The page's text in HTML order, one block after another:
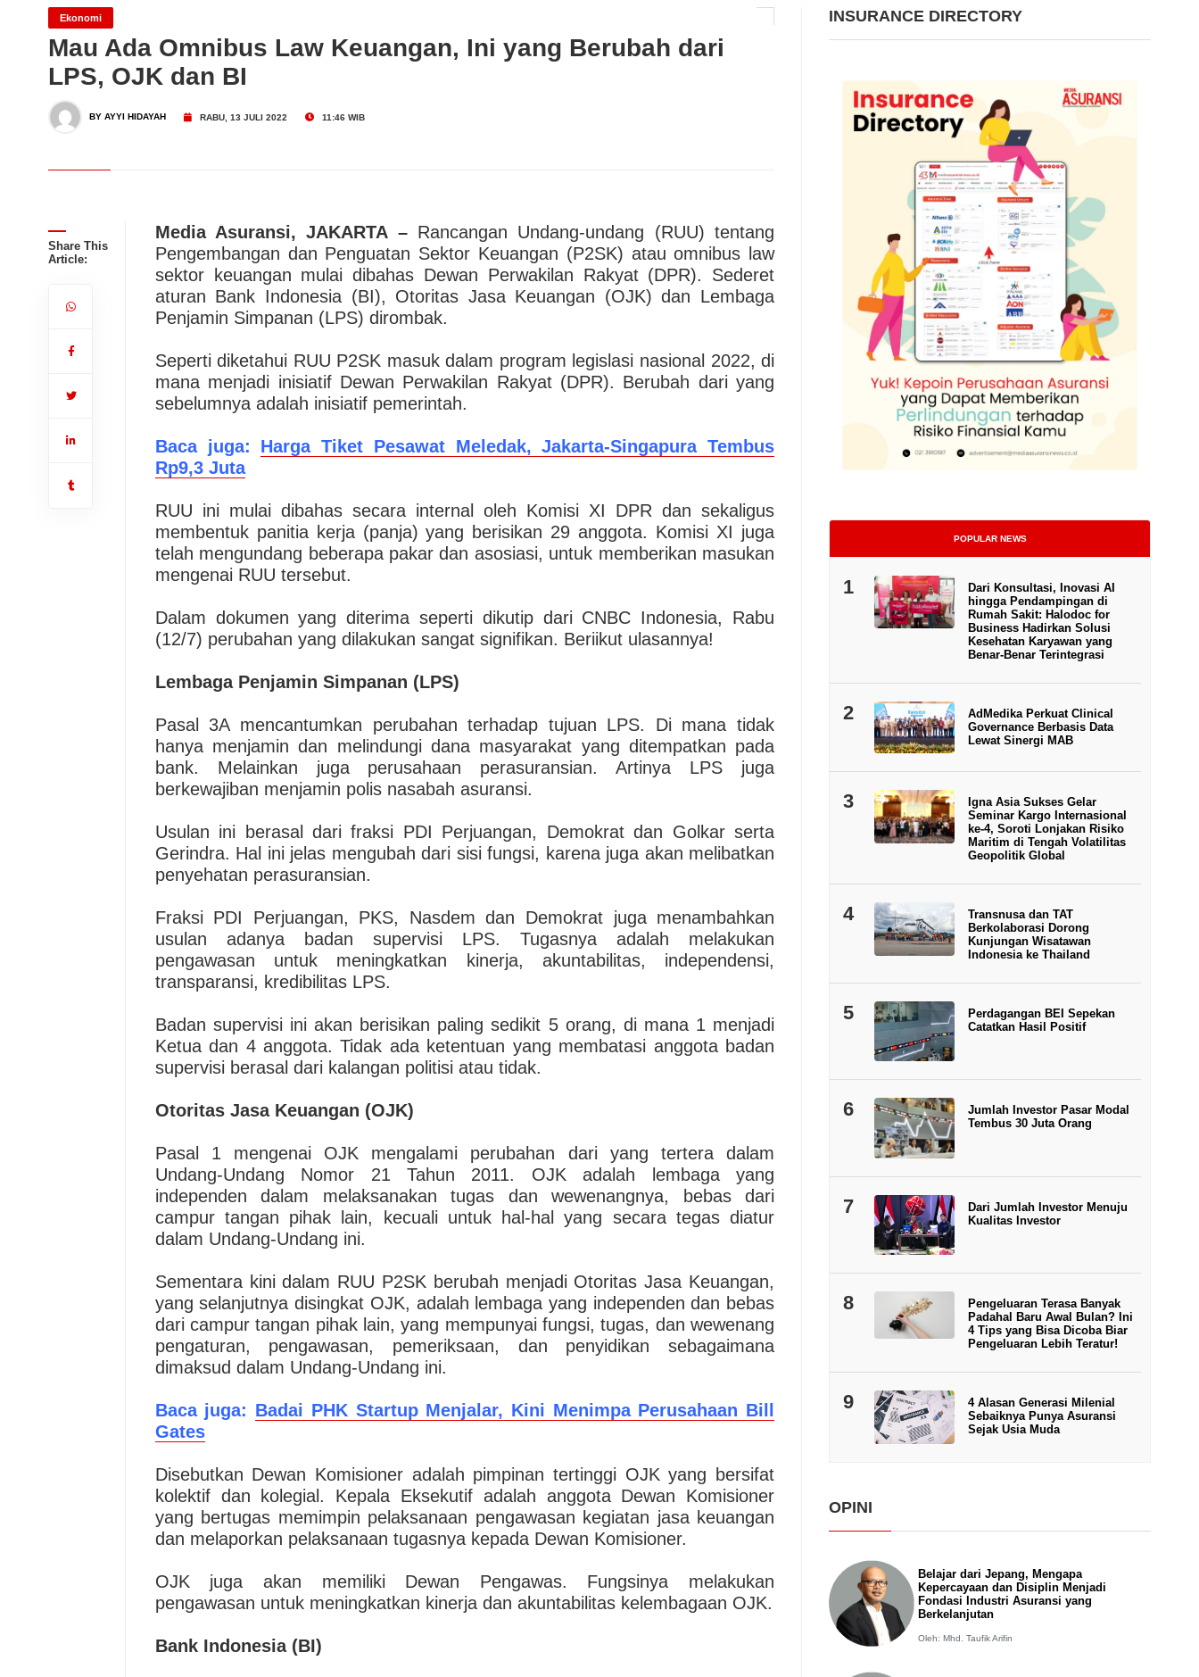
Ekonomi
Mau Ada Omnibus Law Keuangan, Ini yang Berubah dari
LPS, OJK dan BI
BY AYYI HIDAYAH RABU, 13 JULI 2022 11:46 WIB
Share This
Article:
Media Asuransi, JAKARTA –Rancangan Undang-undang (RUU) tentang
Pengembangan dan Penguatan Sektor Keuangan (P2SK) atau omnibus law
sektor keuangan mulai dibahas Dewan Perwakilan Rakyat (DPR). Sederet
aturan Bank Indonesia (BI), Otoritas Jasa Keuangan (OJK) dan Lembaga
Penjamin Simpanan (LPS) dirombak.
Seperti diketahui RUU P2SK masuk dalam program legislasi nasional 2022, di
mana menjadi inisiatif Dewan Perwakilan Rakyat (DPR). Berubah dari yang
sebelumnya adalah inisiatif pemerintah.
Baca juga: Harga Tiket Pesawat Meledak, Jakarta-Singapura Tembus
Rp9,3 Juta
RUU ini mulai dibahas secara internal oleh Komisi XI DPR dan sekaligus
membentuk panitia kerja (panja) yang berisikan 29 anggota. Komisi XI juga
telah mengundang beberapa pakar dan asosiasi, untuk memberikan masukan
mengenai RUU tersebut.
Dalam dokumen yang diterima seperti dikutip dari CNBC Indonesia, Rabu
(12/7) perubahan yang dilakukan sangat signifikan. Beriikut ulasannya!
Lembaga Penjamin Simpanan (LPS)
Pasal 3A mencantumkan perubahan terhadap tujuan LPS. Di mana tidak
hanya menjamin dan melindungi dana masyarakat yang ditempatkan pada
bank. Melainkan juga perusahaan perasuransian. Artinya LPS juga
berkewajiban menjamin polis nasabah asuransi.
Usulan ini berasal dari fraksi PDI Perjuangan, Demokrat dan Golkar serta
Gerindra. Hal ini jelas mengubah dari sisi fungsi, karena juga akan melibatkan
penyehatan perasuransian.
Fraksi PDI Perjuangan, PKS, Nasdem dan Demokrat juga menambahkan
usulan adanya badan supervisi LPS. Tugasnya adalah melakukan
pengawasan untuk meningkatkan kinerja, akuntabilitas, independensi,
transparansi, kredibilitas LPS.
Badan supervisi ini akan berisikan paling sedikit 5 orang, di mana 1 menjadi
Ketua dan 4 anggota. Tidak ada ketentuan yang membatasi anggota badan
supervisi berasal dari kalangan politisi atau tidak.
Otoritas Jasa Keuangan (OJK)
Pasal 1 mengenai OJK mengalami perubahan dari yang tertera dalam
Undang-Undang Nomor 21 Tahun 2011. OJK adalah lembaga yang
independen dalam melaksanakan tugas dan wewenangnya, bebas dari
campur tangan pihak lain, kecuali untuk hal-hal yang secara tegas diatur
dalam Undang-Undang ini.
Sementara kini dalam RUU P2SK berubah menjadi Otoritas Jasa Keuangan,
yang selanjutnya disingkat OJK, adalah lembaga yang independen dan bebas
dari campur tangan pihak lain, yang mempunyai fungsi, tugas, dan wewenang
pengaturan, pengawasan, pemeriksaan, dan penyidikan sebagaimana
dimaksud dalam Undang-Undang ini.
Baca juga: Badai PHK Startup Menjalar, Kini Menimpa Perusahaan Bill
Gates
Disebutkan Dewan Komisioner adalah pimpinan tertinggi OJK yang bersifat
kolektif dan kolegial. Kepala Eksekutif adalah anggota Dewan Komisioner
yang bertugas memimpin pelaksanaan pengawasan kegiatan jasa keuangan
dan melaporkan pelaksanaan tugasnya kepada Dewan Komisioner.
OJK juga akan memiliki Dewan Pengawas. Fungsinya melakukan
pengawasan untuk meningkatkan kinerja dan akuntabilitas kelembagaan OJK.
Bank Indonesia (BI)
INSURANCE DIRECTORY
POPULAR NEWS
1
Dari Konsultasi, Inovasi AI
hingga Pendampingan di
Rumah Sakit: Halodoc for
Business Hadirkan Solusi
Kesehatan Karyawan yang
Benar-Benar Terintegrasi
2
AdMedika Perkuat Clinical
Governance Berbasis Data
Lewat Sinergi MAB
3
Igna Asia Sukses Gelar
Seminar Kargo Internasional
ke-4, Soroti Lonjakan Risiko
Maritim di Tengah Volatilitas
Geopolitik Global
4
Transnusa dan TAT
Berkolaborasi Dorong
Kunjungan Wisatawan
Indonesia ke Thailand
5
Perdagangan BEI Sepekan
Catatkan Hasil Positif
6
Jumlah Investor Pasar Modal
Tembus 30 Juta Orang
7
Dari Jumlah Investor Menuju
Kualitas Investor
8
Pengeluaran Terasa Banyak
Padahal Baru Awal Bulan? Ini
4 Tips yang Bisa Dicoba Biar
Pengeluaran Lebih Teratur!
9
4 Alasan Generasi Milenial
Sebaiknya Punya Asuransi
Sejak Usia Muda
OPINI
Belajar dari Jepang, Mengapa
Kepercayaan dan Disiplin Menjadi
Fondasi Industri Asuransi yang
Berkelanjutan
Oleh: Mhd. Taufik Arifin